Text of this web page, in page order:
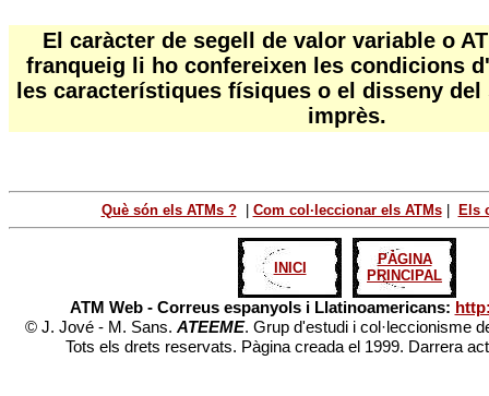
El caràcter de segell de valor variable o
franqueig li ho confereixen les condicions
les característiques físiques o el disseny
imprès.
Què són els ATMs ? Com col·leccionar els ATMs Els
INICI
PÀGINA
PRINCIPAL
ATM Web - Correus espanyols i Llatinoamericans:
© J. Jové - M. Sans. ATEEME. Grup d'estudi i col·leccionisme
Tots els drets reservats. Pàgina creada el 1999. Darrera